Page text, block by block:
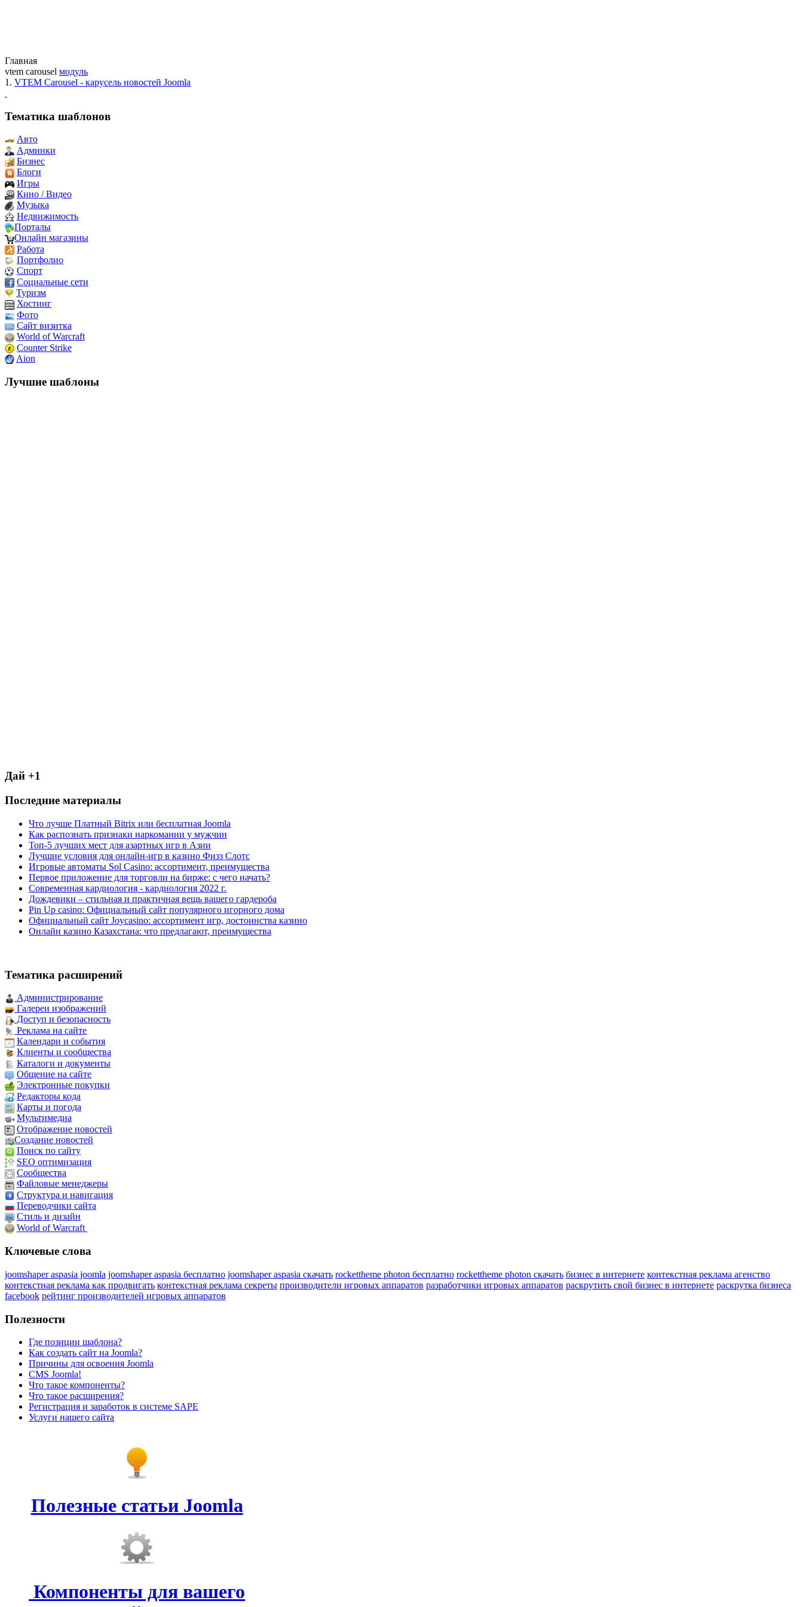
Главная
vtem carousel модуль
1. VTEM Carousel - карусель новостей Joomla
Тематика шаблонов
Авто
Админки
Бизнес
Блоги
Игры
Кино / Видео
Музыка
Недвижимость
Порталы
Онлайн магазины
Работа
Портфолио
Спорт
Социальные сети
Туризм
Хостинг
Фото
Сайт визитка
World of Warcraft
Counter Strike
Aion
Лучшие шаблоны
Дай +1
Последние материалы
Что лучше Платный Bitrix или бесплатная Joomla
Как распознать признаки наркомании у мужчин
Топ-5 лучших мест для азартных игр в Азии
Лучшие условия для онлайн-игр в казино Физз Слотс
Игровые автоматы Sol Casino: ассортимент, преимущества
Первое приложение для торговли на бирже: с чего начать?
Современная кардиология - кардиология 2022 г.
Дождевики – стильная и практичная вещь вашего гардероба
Pin Up casino: Официальный сайт популярного игорного дома
Официальный сайт Joycasino: ассортимент игр, достоинства казино
Онлайн казино Казахстана: что предлагают, преимущества
Тематика расширений
Администрирование
Галереи изображений
Доступ и безопасность
Реклама на сайте
Календари и события
Клиенты и сообщества
Каталоги и документы
Общение на сайте
Электронные покупки
Редакторы кода
Карты и погода
Мультимедиа
Отображение новостей
Создание новостей
Поиск по сайту
SEO оптимизация
Сообщества
Файловые менеджеры
Структура и навигация
Переводчики сайта
Стиль и дизайн
World of Warcraft
Ключевые слова
joomshaper aspasia joomla joomshaper aspasia бесплатно joomshaper aspasia скачать rockettheme photon бесплатно rockettheme photon скачать бизнес в интернете контекстная реклама агенство
контекстная реклама как продвигать контекстная реклама секреты производители игровых аппаратов разработчики игровых аппаратов раскрутить свой бизнес в интернете раскрутка бизнеса
facebook рейтинг производителей игровых аппаратов
Полезности
Где позиции шаблона?
Как создать сайт на Joomla?
Причины для освоения Joomla
CMS Joomla!
Что такое компоненты?
Что такое расширения?
Регистрация и заработок в системе SAPE
Услуги нашего сайта
Полезные статьи Joomla
Компоненты для вашего